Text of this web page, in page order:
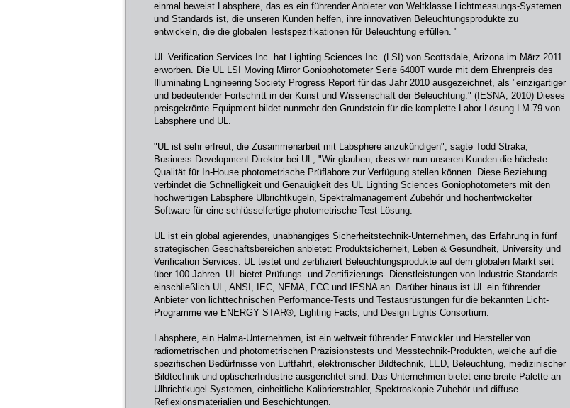
einmal beweist Labsphere, das es ein führender Anbieter von Weltklasse Lichtmessungs-Systemen
und Standards ist, die unseren Kunden helfen, ihre innovativen Beleuchtungsprodukte zu
entwickeln, die die globalen Testspezifikationen für Beleuchtung erfüllen. "
UL Verification Services Inc. hat Lighting Sciences Inc. (LSI) von Scottsdale, Arizona im März 2011
erworben. Die UL LSI Moving Mirror Goniophotometer Serie 6400T wurde mit dem Ehrenpreis des
Illuminating Engineering Society Progress Report für das Jahr 2010 ausgezeichnet, als "einzigartiger
und bedeutender Fortschritt in der Kunst und Wissenschaft der Beleuchtung." (IESNA, 2010) Dieses
preisgekrönte Equipment bildet nunmehr den Grundstein für die komplette Labor-Lösung LM-79 von
Labsphere und UL.
"UL ist sehr erfreut, die Zusammenarbeit mit Labsphere anzukündigen", sagte Todd Straka,
Business Development Direktor bei UL, "Wir glauben, dass wir nun unseren Kunden die höchste
Qualität für In-House photometrische Prüflabore zur Verfügung stellen können. Diese Beziehung
verbindet die Schnelligkeit und Genauigkeit des UL Lighting Sciences Goniophotometers mit den
hochwertigen Labsphere Ulbrichtkugeln, Spektralmanagement Zubehör und hochentwickelter
Software für eine schlüsselfertige photometrische Test Lösung.
UL ist ein global agierendes, unabhängiges Sicherheitstechnik-Unternehmen, das Erfahrung in fünf
strategischen Geschäftsbereichen anbietet: Produktsicherheit, Leben & Gesundheit, University und
Verification Services. UL testet und zertifiziert Beleuchtungsprodukte auf dem globalen Markt seit
über 100 Jahren. UL bietet Prüfungs- und Zertifizierungs- Dienstleistungen von Industrie-Standards
einschließlich UL, ANSI, IEC, NEMA, FCC und IESNA an. Darüber hinaus ist UL ein führender
Anbieter von lichttechnischen Performance-Tests und Testausrüstungen für die bekannten Licht-
Programme wie ENERGY STAR®, Lighting Facts, und Design Lights Consortium.
Labsphere, ein Halma-Unternehmen, ist ein weltweit führender Entwickler und Hersteller von
radiometrischen und photometrischen Präzisionstests und Messtechnik-Produkten, welche auf die
spezifischen Bedürfnisse von Luftfahrt, elektronischer Bildtechnik, LED, Beleuchtung, medizinischer
Bildtechnik und optischerIndustrie ausgerichtet sind. Das Unternehmen bietet eine breite Palette an
Ulbrichtkugel-Systemen, einheitliche Kalibrierstrahler, Spektroskopie Zubehör und diffuse
Reflexionsmaterialien und Beschichtungen.